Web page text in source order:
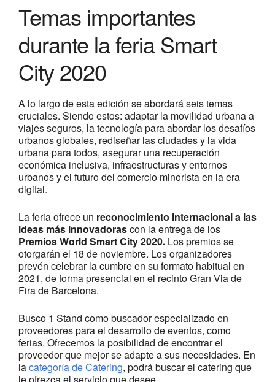
Temas importantes
durante la feria Smart
City 2020
A lo largo de esta edición se abordará seis temas
cruciales. Siendo estos: adaptar la movilidad urbana a
viajes seguros, la tecnología para abordar los desafíos
urbanos globales, rediseñar las ciudades y la vida
urbana para todos, asegurar una recuperación
económica inclusiva, infraestructuras y entornos
urbanos y el futuro del comercio minorista en la era
digital.
La feria ofrece un reconocimiento internacional a las
ideas más innovadorascon la entrega de los
Premios World Smart City 2020. Los premios se
otorgarán el 18 de noviembre. Los organizadores
prevén celebrar la cumbre en su formato habitual en
2021, de forma presencial en el recinto Gran Via de
Fira de Barcelona.
Busco 1 Stand como buscador especializado en
proveedores para el desarrollo de eventos, como
ferias. Ofrecemos la posibilidad de encontrar el
proveedor que mejor se adapte a sus necesidades. En
lacategoría de Catering, podrá buscar el catering que